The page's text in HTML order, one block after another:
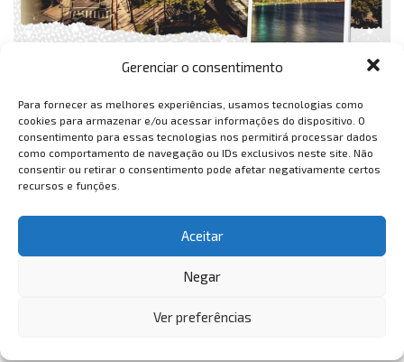
Gerenciar o consentimento
Para fornecer as melhores experiências, usamos tecnologias como
cookies para armazenar e/ou acessar informações do dispositivo. O
consentimento para essas tecnologias nos permitirá processar dados
como comportamento de navegação ou IDs exclusivos neste site. Não
consentir ou retirar o consentimento pode afetar negativamente certos
recursos e funções.
Aceitar
Negar
Ver preferências